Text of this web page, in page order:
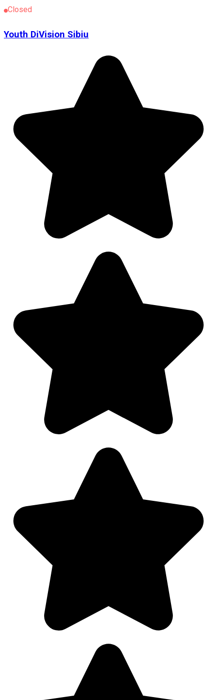
Closed
Youth DiVision Sibiu